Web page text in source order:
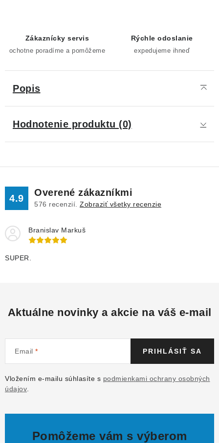
Zákaznícky servis
ochotne poradíme a pomôžeme
Rýchle odoslanie
expedujeme ihneď
Popis
Hodnotenie produktu (0)
4.9
Overené zákazníkmi
576 recenzií. Zobraziť všetky recenzie
Branislav Markuš
SUPER.
Aktuálne novinky a akcie na váš e-mail
Email
Vložením e-mailu súhlasíte s podmienkami ochrany osobných
údajov
PRIHLÁSIŤ SA
Pomôžeme vám s výberom